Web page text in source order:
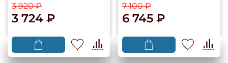
3 920 ₽
3 724 ₽
7 100 ₽
6 745 ₽